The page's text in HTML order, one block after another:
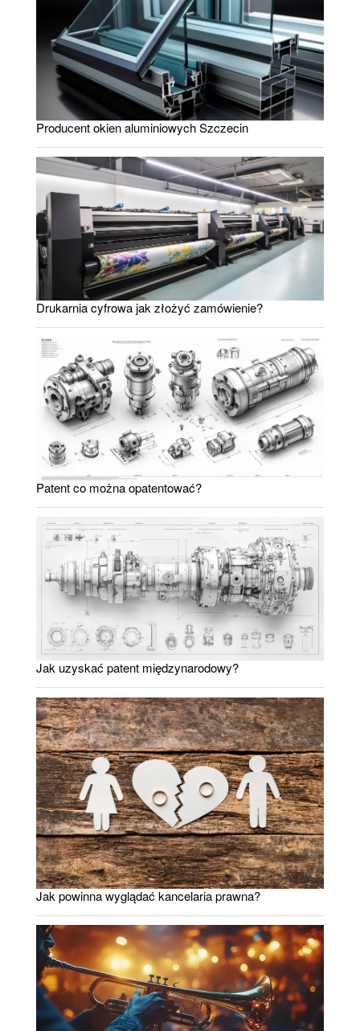
Producent okien aluminiowych Szczecin
Drukarnia cyfrowa jak złożyć zamówienie?
Patent co można opatentować?
Jak uzyskać patent międzynarodowy?
Jak powinna wyglądać kancelaria prawna?